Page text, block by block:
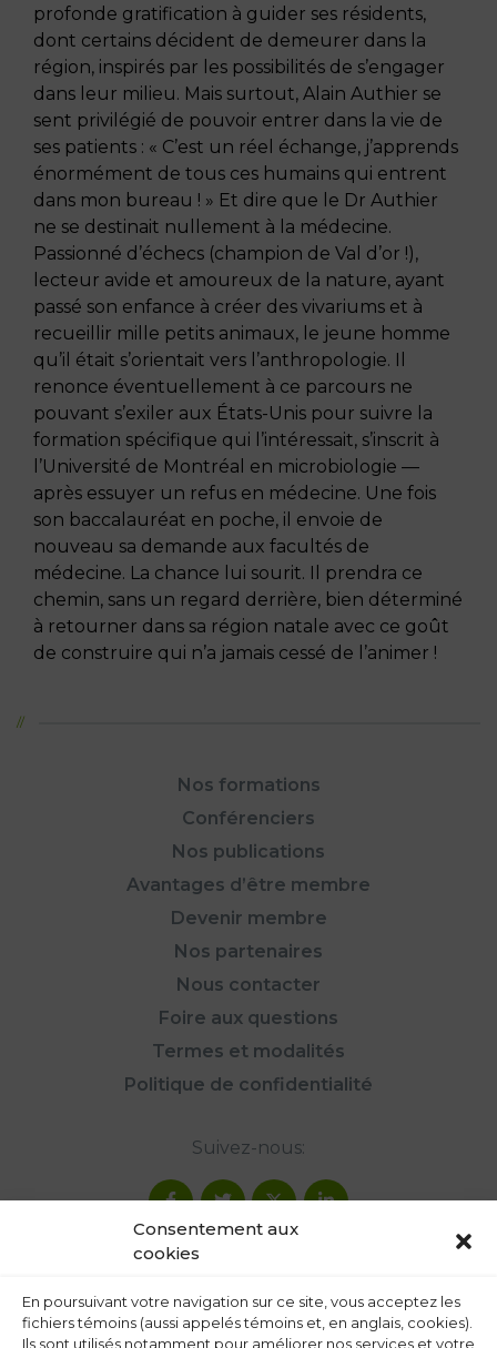
Consentement aux
cookies
En poursuivant votre navigation sur ce site, vous acceptez les
fichiers témoins (aussi appelés témoins et, en anglais, cookies).
Ils sont utilisés notamment pour améliorer nos services et votre
profonde gratification à guider ses résidents,
dont certains décident de demeurer dans la
région, inspirés par les possibilités de s’engager
dans leur milieu. Mais surtout, Alain Authier se
sent privilégié de pouvoir entrer dans la vie de
ses patients : « C’est un réel échange, j’apprends
énormément de tous ces humains qui entrent
dans mon bureau ! » Et dire que le Dr Authier
ne se destinait nullement à la médecine.
Passionné d’échecs (champion de Val d’or !),
lecteur avide et amoureux de la nature, ayant
passé son enfance à créer des vivariums et à
recueillir mille petits animaux, le jeune homme
qu’il était s’orientait vers l’anthropologie. Il
renonce éventuellement à ce parcours ne
pouvant s’exiler aux États-Unis pour suivre la
formation spécifique qui l’intéressait, s’inscrit à
l’Université de Montréal en microbiologie —
après essuyer un refus en médecine. Une fois
son baccalauréat en poche, il envoie de
nouveau sa demande aux facultés de
médecine. La chance lui sourit. Il prendra ce
chemin, sans un regard derrière, bien déterminé
à retourner dans sa région natale avec ce goût
de construire qui n’a jamais cessé de l’animer !
Nos formations
Conférenciers
Nos publications
Avantages d’être membre
Devenir membre
Nos partenaires
Nous contacter
Foire aux questions
Termes et modalités
Politique de confidentialité
Suivez-nous: